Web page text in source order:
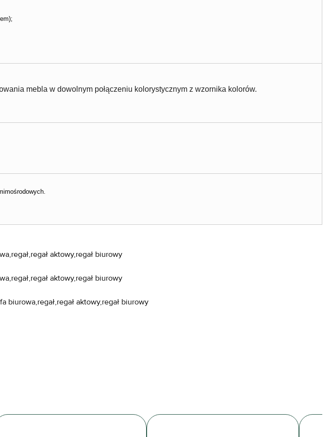
mebla w dowolnym połączeniu kolorystycznym z wzornika kolorów.